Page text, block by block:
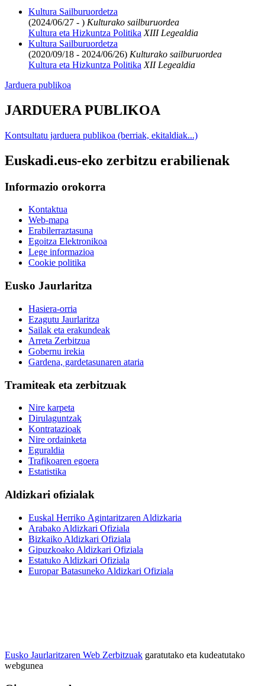
Kultura Sailburuordetza
(2024/06/27 - ) Kulturako sailburuordea
Kultura eta Hizkuntza Politika XIII Legealdia
Kultura Sailburuordetza
(2020/09/18 - 2024/06/26) Kulturako sailburuordea
Kultura eta Hizkuntza Politika XII Legealdia
Jarduera publikoa
JARDUERA PUBLIKOA
Kontsultatu jarduera publikoa (berriak, ekitaldiak...)
Euskadi.eus-eko zerbitzu erabilienak
Informazio orokorra
Kontaktua
Web-mapa
Erabilerraztasuna
Egoitza Elektronikoa
Lege informazioa
Cookie politika
Eusko Jaurlaritza
Hasiera-orria
Ezagutu Jaurlaritza
Sailak eta erakundeak
Arreta Zerbitzua
Gobernu irekia
Gardena, gardetasunaren ataria
Tramiteak eta zerbitzuak
Nire karpeta
Dirulaguntzak
Kontratazioak
Nire ordainketa
Eguraldia
Trafikoaren egoera
Estatistika
Aldizkari ofizialak
Euskal Herriko Agintaritzaren Aldizkaria
Arabako Aldizkari Ofiziala
Bizkaiko Aldizkari Ofiziala
Gipuzkoako Aldizkari Ofiziala
Estatuko Aldizkari Ofiziala
Europar Batasuneko Aldizkari Ofiziala
Eusko Jaurlaritzaren Web Zerbitzuak garatutako eta kudeatutako
webgunea